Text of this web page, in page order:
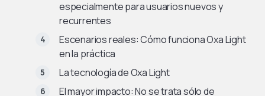
especialmente para usuarios nuevos y
recurrentes
Escenarios reales: Cómo funciona Oxa Light
en la práctica
La tecnología de Oxa Light
El mayor impacto: No se trata sólo de